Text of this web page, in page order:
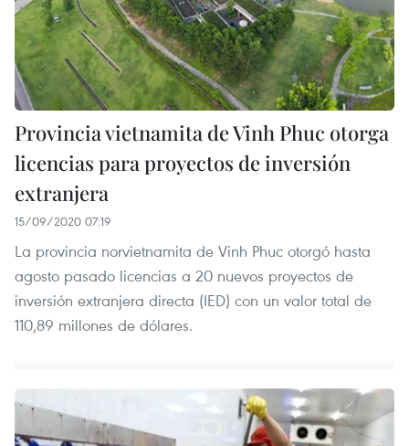
Provincia vietnamita de Vinh Phuc otorga
licencias para proyectos de inversión
extranjera
15/09/2020 07:19
La provincia norvietnamita de Vinh Phuc otorgó hasta
agosto pasado licencias a 20 nuevos proyectos de
inversión extranjera directa (IED) con un valor total de
110,89 millones de dólares.